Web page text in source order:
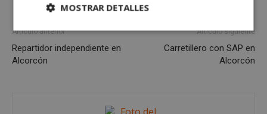
Artículo anterior
Repartidor independiente en
Alcorcón
Artículo siguiente
Carretillero con SAP en
Alcorcón
MOSTRAR DETALLES
Cookies
estrictamente
necesarias
Cookies de
rendimiento
preferencias
funcionalidad